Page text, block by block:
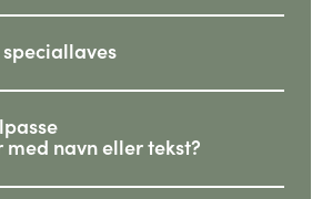
navn eller tekst?